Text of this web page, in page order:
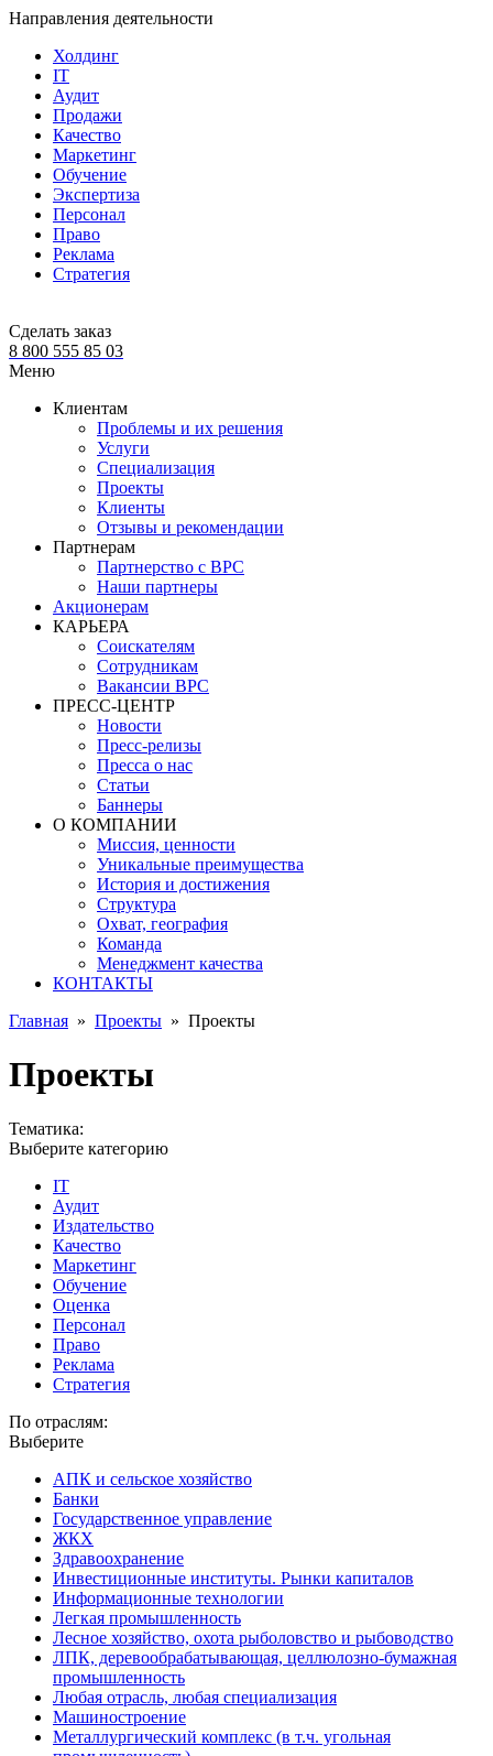
Направления деятельности
Холдинг
IT
Аудит
Продажи
Качество
Маркетинг
Обучение
Экспертиза
Персонал
Право
Реклама
Стратегия
Сделать заказ
8 800 555 85 03
Меню
Клиентам
Проблемы и их решения
Услуги
Специализация
Проекты
Клиенты
Отзывы и рекомендации
Партнерам
Партнерство с BPC
Наши партнеры
Акционерам
КАРЬЕРА
Соискателям
Сотрудникам
Вакансии BPC
ПРЕСС-ЦЕНТР
Новости
Пресс-релизы
Пресса о нас
Статьи
Баннеры
О КОМПАНИИ
Миссия, ценности
Уникальные преимущества
История и достижения
Структура
Охват, география
Команда
Менеджмент качества
КОНТАКТЫ
Главная » Проекты » Проекты
Проекты
Тематика:
Выберите категорию
IT
Аудит
Издательство
Качество
Маркетинг
Обучение
Оценка
Персонал
Право
Реклама
Стратегия
По отраслям:
Выберите
АПК и сельское хозяйство
Банки
Государственное управление
ЖКХ
Здравоохранение
Инвестиционные институты. Рынки капиталов
Информационные технологии
Легкая промышленность
Лесное хозяйство, охота рыболовство и рыбоводство
ЛПК, деревообрабатывающая, целлюлозно-бумажная
промышленность
Любая отрасль, любая специализация
Машиностроение
Металлургический комплекс (в т.ч. угольная